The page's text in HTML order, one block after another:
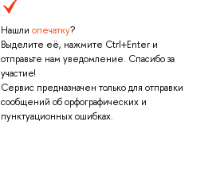
Нашли опечатку?
Выделите её, нажмите Ctrl+Enter и
отправьте нам уведомление. Спасибо за
участие!
Сервис предназначен только для отправки
сообщений об орфографических и
пунктуационных ошибках.